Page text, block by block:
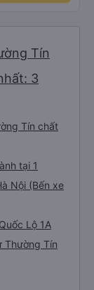
Tín
3
Tín chất
tại 1
Nội (Bến xe
Lộ 1A
Thường Tín